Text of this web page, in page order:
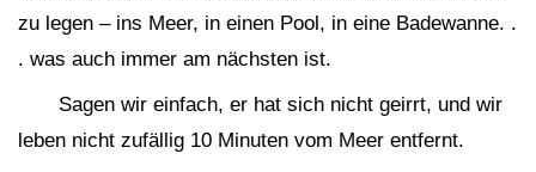
zu legen – ins Meer, in einen Pool, in eine Badewanne. .
. was auch immer am nächsten ist.
Sagen wir einfach, er hat sich nicht geirrt, und wir
leben nicht zufällig 10 Minuten vom Meer entfernt.